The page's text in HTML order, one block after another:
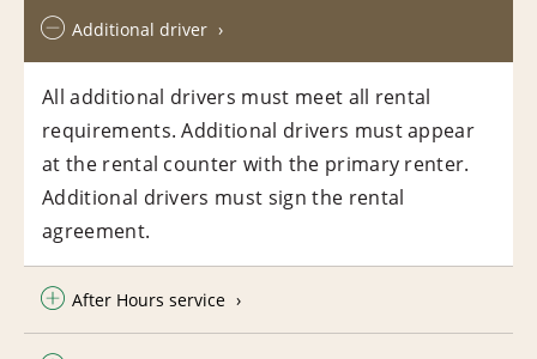
Additional driver
All additional drivers must meet all rental
requirements. Additional drivers must appear
at the rental counter with the primary renter.
Additional drivers must sign the rental
agreement.
After Hours service